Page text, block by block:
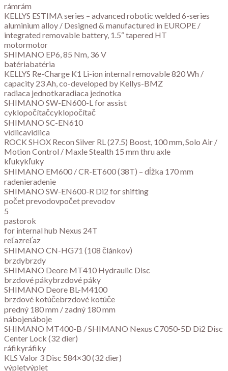
rámrám
KELLYS ESTIMA series – advanced robotic welded 6-series
aluminium alloy / Designed & manufactured in EUROPE /
integrated removable battery, 1.5“ tapered HT
motormotor
SHIMANO EP6, 85 Nm, 36 V
batériabatéria
KELLYS Re-Charge K1 Li-ion internal removable 820 Wh /
capacity 23 Ah, co-developed by Kellys-BMZ
radiaca jednotkaradiaca jednotka
SHIMANO SW-EN600-L for assist
cyklopočítačcyklopočítač
SHIMANO SC-EN610
vidlicavidlica
ROCK SHOX Recon Silver RL (27.5) Boost, 100 mm, Solo Air /
Motion Control / Maxle Stealth 15 mm thru axle
kľukykľuky
SHIMANO EM600 / CR-ET600 (38T) – dĺžka 170 mm
radenieradenie
SHIMANO SW-EN600-R Di2 for shifting
počet prevodovpočet prevodov
5
pastorok
for internal hub Nexus 24T
reťazreťaz
SHIMANO CN-HG71 (108 článkov)
brzdybrzdy
SHIMANO Deore MT410 Hydraulic Disc
brzdové pákybrzdové páky
SHIMANO Deore BL-M4100
brzdové kotúčebrzdové kotúče
predný 180 mm / zadný 180 mm
nábojenáboje
SHIMANO MT400-B / SHIMANO Nexus C7050-5D Di2 Disc
Center Lock (32 dier)
ráfikyráfiky
KLS Valor 3 Disc 584×30 (32 dier)
výpletvýplet